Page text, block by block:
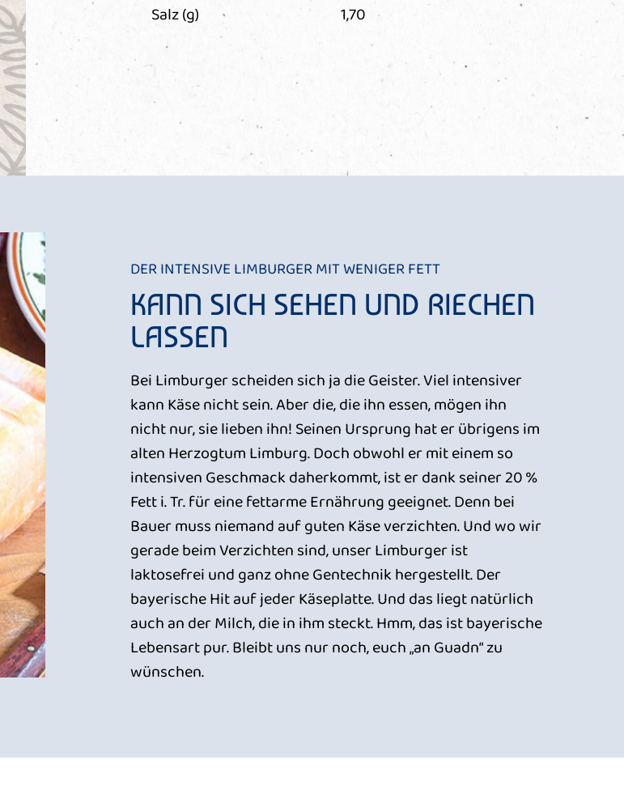
Salz (g)
1,70
DER INTENSIVE LIMBURGER MIT WENIGER FETT
KANN SICH SEHEN UND RIECHEN
LASSEN
Bei Limburger scheiden sich ja die Geister. Viel intensiver
kann Käse nicht sein. Aber die, die ihn essen, mögen ihn
nicht nur, sie lieben ihn! Seinen Ursprung hat er übrigens im
alten Herzogtum Limburg. Doch obwohl er mit einem so
intensiven Geschmack daherkommt, ist er dank seiner 20 %
Fett i. Tr. für eine fettarme Ernährung geeignet. Denn bei
Bauer muss niemand auf guten Käse verzichten. Und wo wir
gerade beim Verzichten sind, unser Limburger ist
laktosefrei und ganz ohne Gentechnik hergestellt. Der
bayerische Hit auf jeder Käseplatte. Und das liegt natürlich
auch an der Milch, die in ihm steckt. Hmm, das ist bayerische
Lebensart pur. Bleibt uns nur noch, euch „an Guadn“ zu
wünschen.